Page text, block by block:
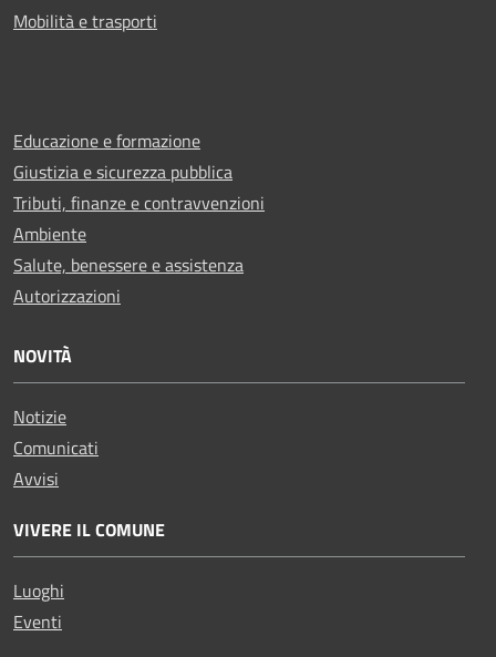
Mobilità e trasporti
Educazione e formazione
Giustizia e sicurezza pubblica
Tributi, finanze e contravvenzioni
Ambiente
Salute, benessere e assistenza
Autorizzazioni
NOVITÀ
Notizie
Comunicati
Avvisi
VIVERE IL COMUNE
Luoghi
Eventi